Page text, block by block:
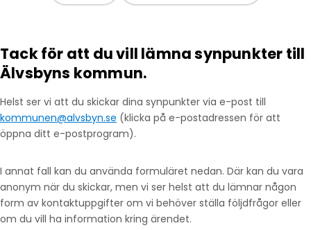
Tack för att du vill lämna synpunkter till
Älvsbyns kommun.
Helst ser vi att du skickar dina synpunkter via e-post till
kommunen@alvsbyn.se (klicka på e-postadressen för att
öppna ditt e-postprogram).
I annat fall kan du använda formuläret nedan. Där kan du vara
anonym när du skickar, men vi ser helst att du lämnar någon
form av kontaktuppgifter om vi behöver ställa följdfrågor eller
om du vill ha information kring ärendet.